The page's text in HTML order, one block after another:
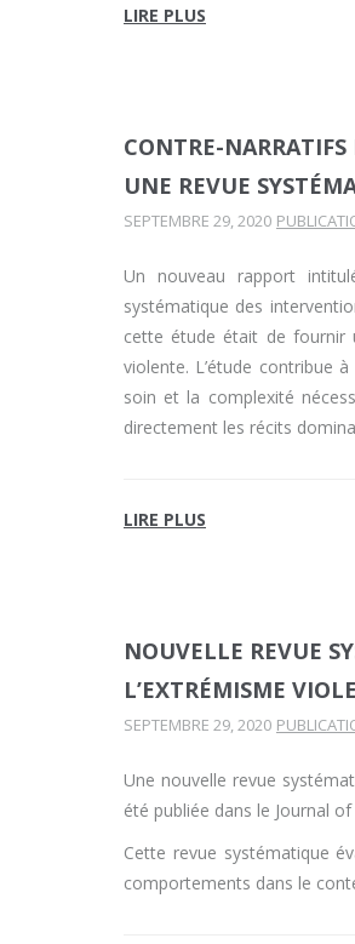
LIRE PLUS
CONTRE-
UNE REVUE
SEPTEMBRE 29, 2020
Un nouveau rapport
systématique des
cette étude était de fournir
violente. L’étude contribue
soin et la complexité
directement les récits
LIRE PLUS
NOUVELLE REVUE
L’EXTRÉMISME
SEPTEMBRE 29, 2020
Une nouvelle revue
été publiée dans le Journal
Cette revue systématique
comportements dans le